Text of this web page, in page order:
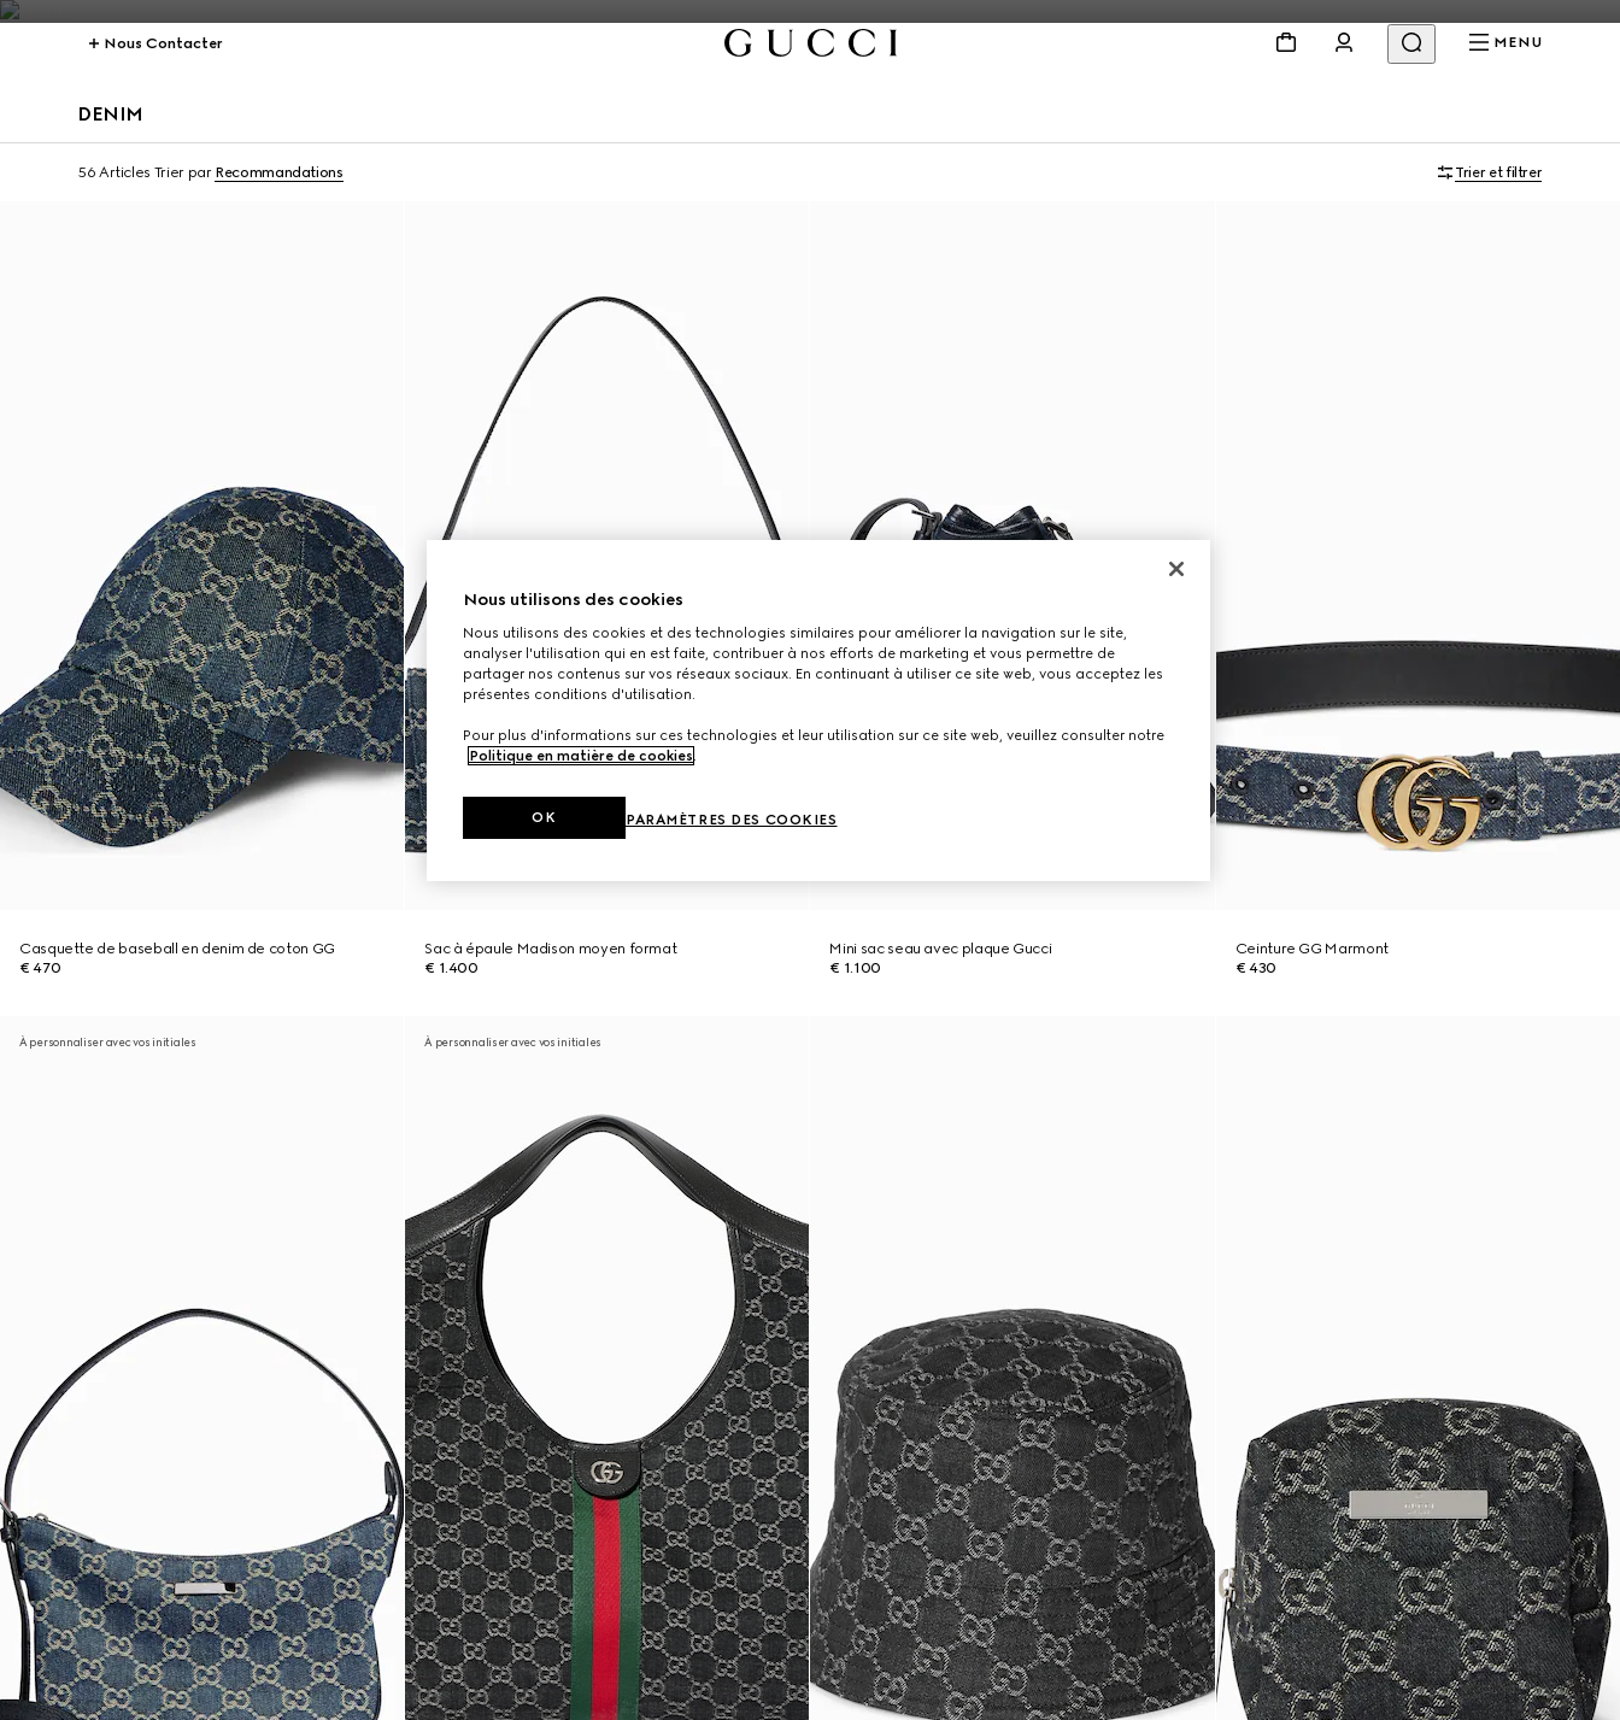
Nous Contacter MENU
DENIM
56 Articles Trier par Recommandations Trier et filtrer
Casquette de baseball en denim de coton GG
€ 470
Sac à épaule Madison moyen format
€ 1.400
Mini sac seau avec plaque Gucci
€ 1.100
Ceinture GG Marmont
€ 430
À personnaliser avec vos initiales À personnaliser avec vos initiales
Nous utilisons des cookies
Nous utilisons des cookies et des technologies similaires pour améliorer la navigation sur le site,
analyser l'utilisation qui en est faite, contribuer à nos efforts de marketing et vous permettre de
partager nos contenus sur vos réseaux sociaux. En continuant à utiliser ce site web, vous acceptez les
présentes conditions d'utilisation.
Pour plus d'informations sur ces technologies et leur utilisation sur ce site web, veuillez consulter notre
Politique en matière de cookies.
PARAMÈTRES DES COOKIES
OK